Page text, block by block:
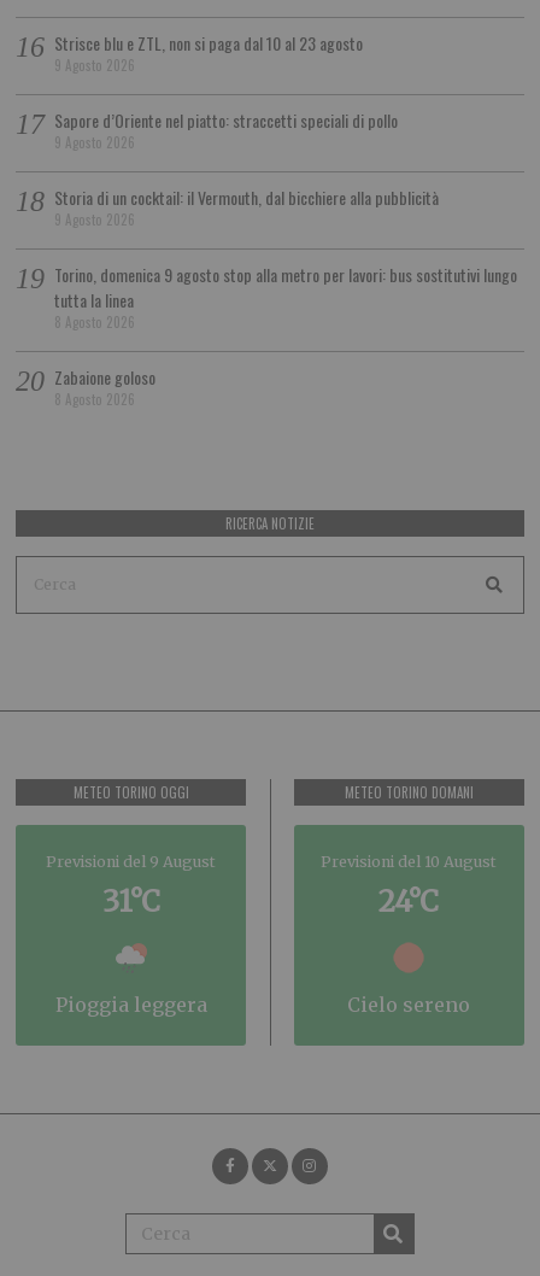
Strisce blu e ZTL, non si paga dal 10 al 23 agosto
9 Agosto 2026
Sapore d’Oriente nel piatto: straccetti speciali di pollo
9 Agosto 2026
Storia di un cocktail: il Vermouth, dal bicchiere alla pubblicità
9 Agosto 2026
Torino, domenica 9 agosto stop alla metro per lavori: bus sostitutivi lungo
tutta la linea
8 Agosto 2026
Zabaione goloso
8 Agosto 2026
RICERCA NOTIZIE
METEO TORINO OGGI
Previsioni del 9 August
31°C
pioggia leggera
METEO TORINO DOMANI
Previsioni del 10 August
24°C
cielo sereno